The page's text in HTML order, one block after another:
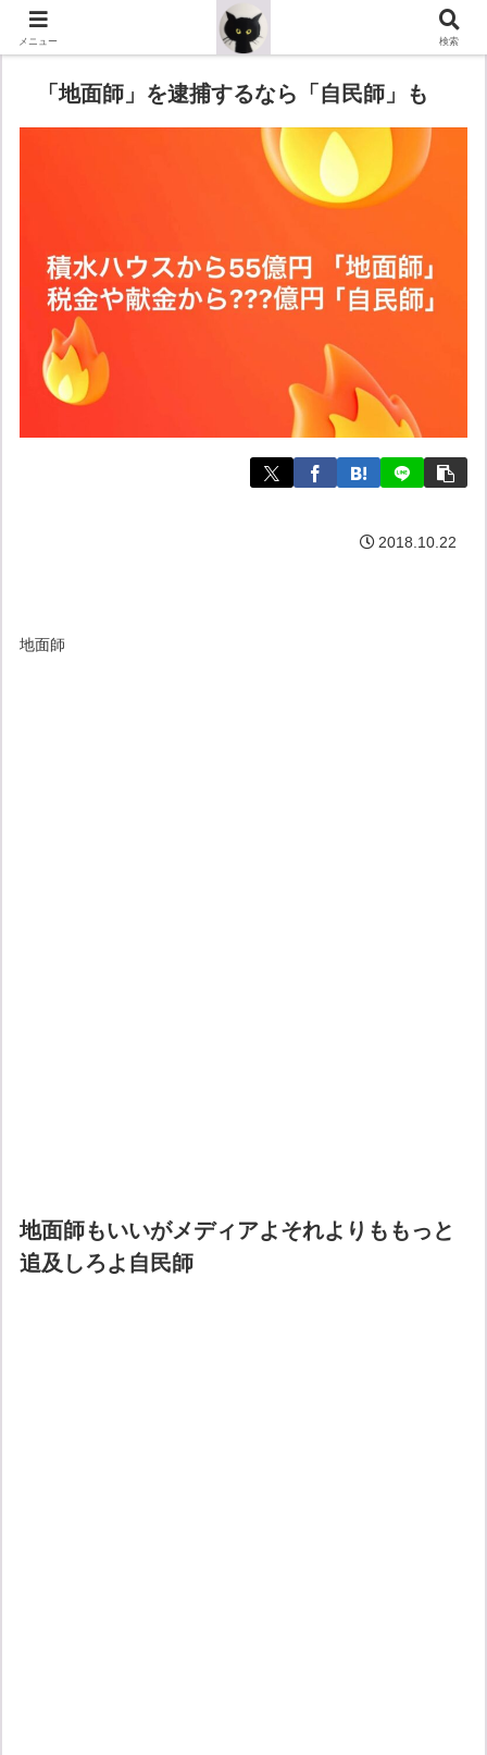
「地面師」を逮捕するなら「自民師」も
2018.10.22
地面師
地面師もいいがメディアよそれよりももっと
追及しろよ自民師
メニュー 検索